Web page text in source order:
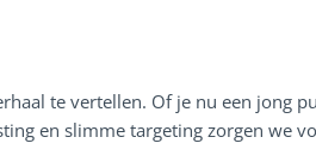
te vertellen. Of je nu een jong
en slimme targeting zorgen we